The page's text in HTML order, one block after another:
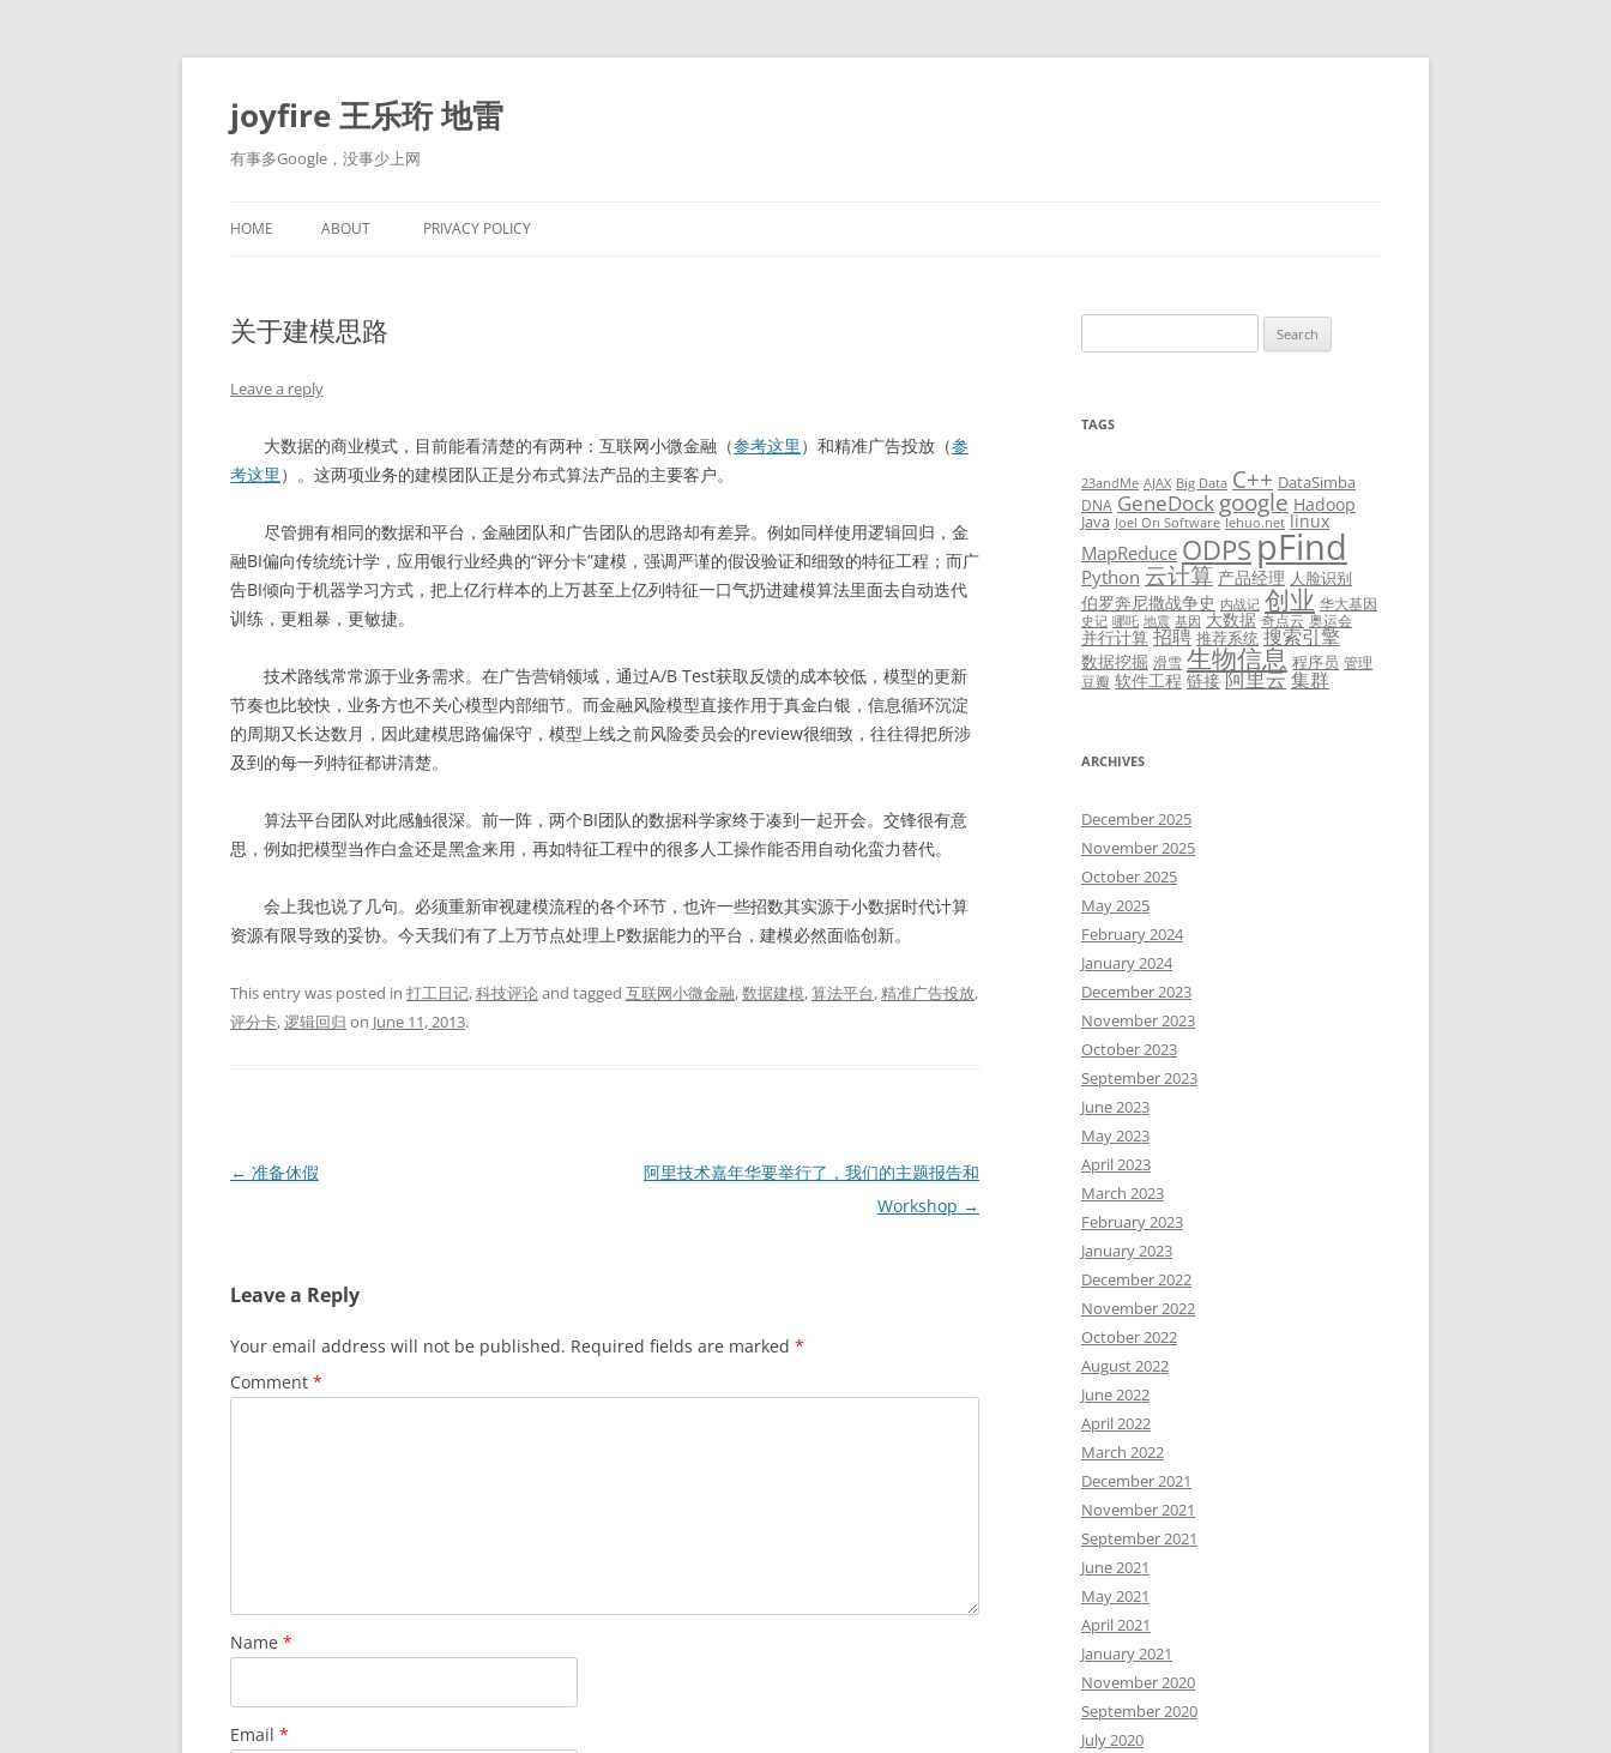
Skip
content
joyfire 王乐珩 地雷
有事多Google，没事少上网
HOME ABOUT PRIVACY POLICY
关于建模思路
Leave a reply
大数据的商业模式，目前能看清楚的有两种：互联网小微金融（参考这里 ）和精准广告投放（参
考这里 ）。这两项业务的建模团队正是分布式算法产品的主要客户。
尽管拥有相同的数据和平台，金融团队和广告团队的思路却有差异。例如同样使用逻辑回归，金
融BI偏向传统统计学，应用银行业经典的“评分卡”建模，强调严谨的假设验证和细致的特征工程；而广
告BI倾向于机器学习方式，把上亿行样本的上万甚至上亿列特征一口气扔进建模算法里面去自动迭代
训练，更粗暴，更敏捷。
技术路线常常源于业务需求。在广告营销领域，通过A/B Test获取反馈的成本较低，模型的更新
节奏也比较快，业务方也不关心模型内部细节。而金融风险模型直接作用于真金白银，信息循环沉淀
的周期又长达数月，因此建模思路偏保守，模型上线之前风险委员会的review很细致，往往得把所涉
及到的每一列特征都讲清楚。
算法平台团队对此感触很深。前一阵，两个BI团队的数据科学家终于凑到一起开会。交锋很有意
思，例如把模型当作白盒还是黑盒来用，再如特征工程中的很多人工操作能否用自动化蛮力替代。
会上我也说了几句。必须重新审视建模流程的各个环节，也许一些招数其实源于小数据时代计算
资源有限导致的妥协。今天我们有了上万节点处理上P数据能力的平台，建模必然面临创新。
This entry was posted in 打工日记,科技评论and tagged 互联网小微金融,数据建模,算法平台,精准广告投放,
评分卡,逻辑回归 on June 11, 2013.
Post
← 准备休假
阿里技术嘉年华要举行了，我们的主题报告和
Workshop →
Leave a Reply
Your email address will not be published. Required fields are marked *
Comment *
Name *
Email *
for:
TAGS
23andMe AJAX Big Data C++ DataSimba
DNA GeneDock google Hadoop
Java Joel On Software lehuo.net linux
MapReduce ODPS pFind
Python 云计算 产品经理 人脸识别
伯罗奔尼撒战争史 内战记 创业 华大基因
史记 哪吒 地震 基因 大数据 奇点云 奥运会
并行计算 招聘 推荐系统 搜索引擎
数据挖掘 滑雪 生物信息 程序员 管理
豆瓣 软件工程 链接 阿里云集群
ARCHIVES
December 2025
November 2025
October 2025
May 2025
February 2024
January 2024
December 2023
November 2023
October 2023
September 2023
June 2023
May 2023
April 2023
March 2023
February 2023
January 2023
December 2022
November 2022
October 2022
August 2022
June 2022
April 2022
March 2022
December 2021
November 2021
September 2021
June 2021
May 2021
April 2021
January 2021
November 2020
September 2020
July 2020